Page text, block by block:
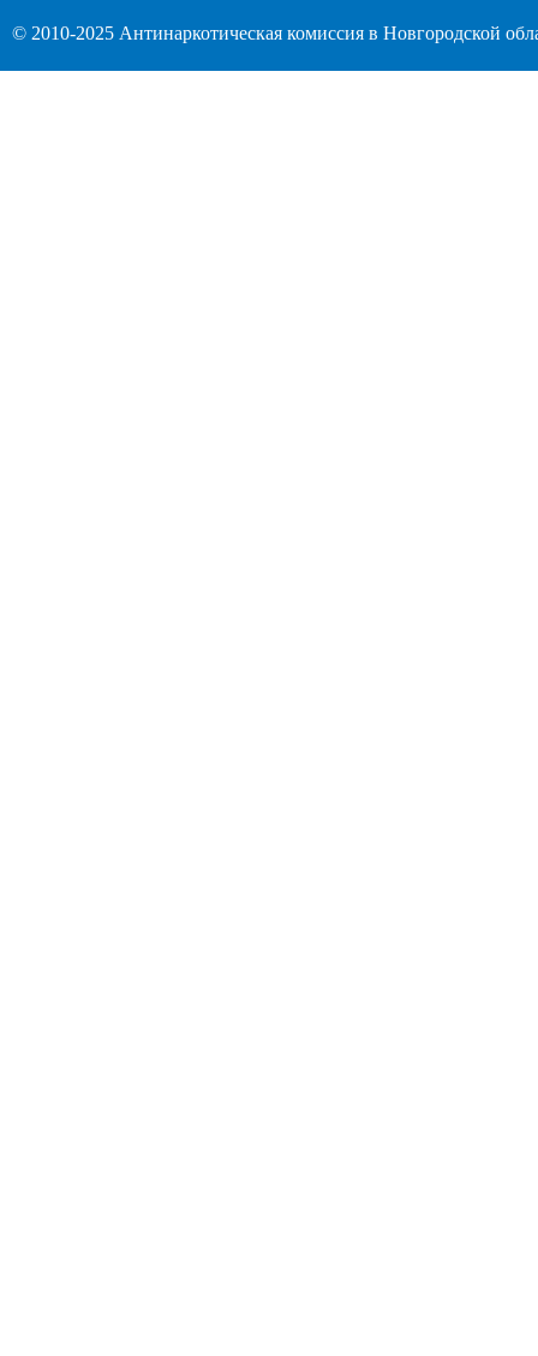
© 2010-2025 Антинаркотическая комиссия в Новгородской